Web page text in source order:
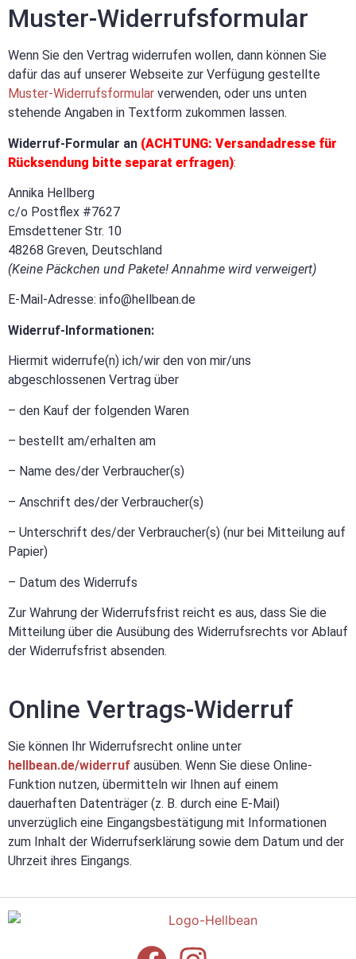
Muster-Widerrufsformular
Wenn Sie den Vertrag widerrufen wollen, dann können Sie
dafür das auf unserer Webseite zur Verfügung gestellte
Muster-Widerrufsformular verwenden, oder uns unten
stehende Angaben in Textform zukommen lassen.
Widerruf-Formular an (ACHTUNG: Versandadresse für
Rücksendung bitte separat erfragen):
Annika Hellberg
c/o Postflex #7627
Emsdettener Str. 10
48268 Greven, Deutschland
(Keine Päckchen und Pakete! Annahme wird verweigert)
E-Mail-Adresse: info@hellbean.de
Widerruf-Informationen:
Hiermit widerrufe(n) ich/wir den von mir/uns
abgeschlossenen Vertrag über
– den Kauf der folgenden Waren
– bestellt am/erhalten am
– Name des/der Verbraucher(s)
– Anschrift des/der Verbraucher(s)
– Unterschrift des/der Verbraucher(s) (nur bei Mitteilung auf
Papier)
– Datum des Widerrufs
Zur Wahrung der Widerrufsfrist reicht es aus, dass Sie die
Mitteilung über die Ausübung des Widerrufsrechts vor Ablauf
der Widerrufsfrist absenden.
Online Vertrags-Widerruf
Sie können Ihr Widerrufsrecht online unter
hellbean.de/widerruf ausüben. Wenn Sie diese Online-
Funktion nutzen, übermitteln wir Ihnen auf einem
dauerhaften Datenträger (z. B. durch eine E-Mail)
unverzüglich eine Eingangsbestätigung mit Informationen
zum Inhalt der Widerrufserklärung sowie dem Datum und der
Uhrzeit ihres Eingangs.